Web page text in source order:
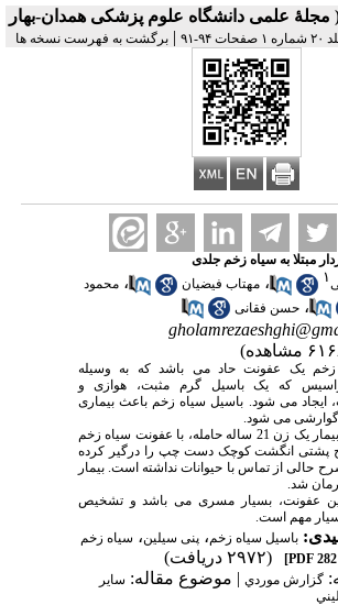
۲۰، شماره ۱ - ( مجلۀ علمی دانشگاه علوم پزشکی همدان-بهار
صفحات ۹۴-۹۱ |برگشت به فهرست نسخه ها
مبتلا به سیاه زخم جلدی
۱ ، مهتاب فیضیان ، محمود
، حسن فقانی
یک عفونت حاد می باشد که به وسیله
که یک باسیل گرم مثبت، هوازی و
ایجاد می شود. باسیل سیاه زخم باعث بیماری
گوارشی می شود.
: بیمار یک زن 21 ساله حامله، با عفونت سیاه زخم
پشتی انگشت کوچک دست چپ را درگیر کرده
حالی از تماس با حیوانات نداشته است. بیمار
شد.
عفونت، بسیار مسری می باشد و تشخیص
مهم است.
باسیل سیاه زخم، پنی سیلین، سیاه زخم
(۲۹۷۲ دریافت)
گزارش موردي| موضوع مقاله: سایر